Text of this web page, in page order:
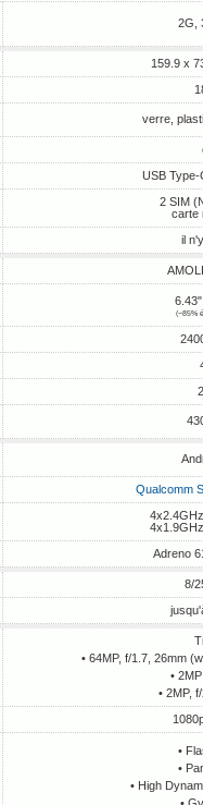
2G,
159.9 x
verre,
USB
2 SIM
carte
il
(~85%
Qualcomm
Adreno
8/
• 64MP, f/1.7, 26mm
•
• 2MP,
•
•
• High